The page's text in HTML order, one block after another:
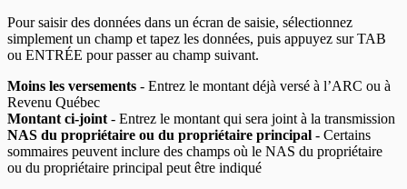
Pour saisir des données dans un écran de saisie, sélectionnez
simplement un champ et tapez les données, puis appuyez sur TAB
ou ENTRÉE pour passer au champ suivant.
Moins les versements - Entrez le montant déjà versé à l’ARC ou à
Revenu Québec
Montant ci-joint - Entrez le montant qui sera joint à la transmission
NAS du propriétaire ou du propriétaire principal - Certains
sommaires peuvent inclure des champs où le NAS du propriétaire
ou du propriétaire principal peut être indiqué